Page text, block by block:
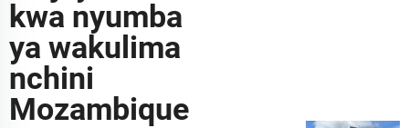
kwa nyumba
ya wakulima
nchini
Mozambique